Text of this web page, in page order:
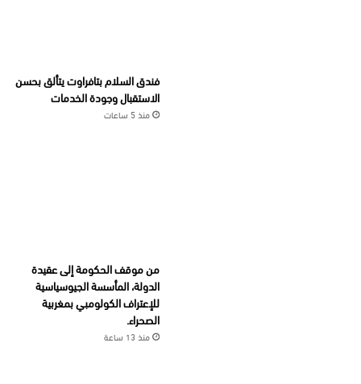
فندق السلام بتافراوت يتألق بحسن
الاستقبال وجودة الخدمات
منذ 5 ساعات
من موقف الحكومة إلى عقيدة
الدولة، المأسسة الجيوسياسية
للإعتراف الكولومبي بمغربية
الصحراء.
منذ 13 ساعة